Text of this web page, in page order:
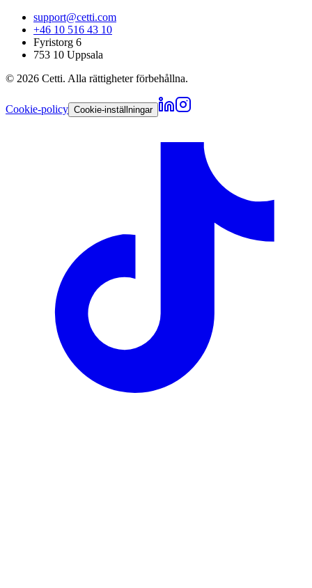
support@cetti.com
+46 10 516 43 10
Fyristorg 6
753 10 Uppsala
© 2026 Cetti. Alla rättigheter förbehållna.
Cookie-policy Cookie-inställningar